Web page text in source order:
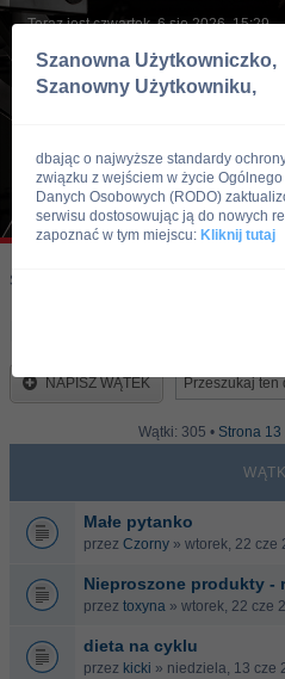
Teraz jest czwartek, 6 sie 2026, 15:29
Skocz do:
NAPISZ WĄTEK
Wątki: 305 • Strona 13
WĄTKI
Małe pytanko
przez Czorny » wtorek, 22 cze
Nieproszone produkty -
przez toxyna » wtorek, 22 cze
dieta na cyklu
przez kicki » niedziela, 13 cze
Szanowna Użytkowniczko,
Szanowny Użytkowniku,
dbając o najwyższe standardy
związku z wejściem w życie
Danych Osobowych (RODO)
serwisu dostosowując ją do nowych
zapoznać w tym miejscu: Kliknij tutaj